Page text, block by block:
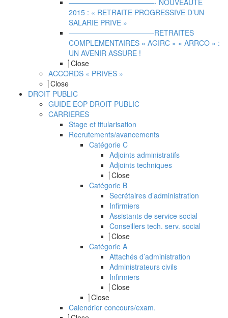
————————————- NOUVEAUTE
2015 : « RETRAITE PROGRESSIVE D’UN
SALARIE PRIVE »
————————————RETRAITES
COMPLEMENTAIRES « AGIRC » « ARRCO » :
UN AVENIR ASSURE !
Close
ACCORDS « PRIVES »
Close
DROIT PUBLIC
GUIDE EOP DROIT PUBLIC
CARRIERES
Stage et titularisation
Recrutements/avancements
Catégorie C
Adjoints administratifs
Adjoints techniques
Close
Catégorie B
Secrétaires d’administration
Infirmiers
Assistants de service social
Conseillers tech. serv. social
Close
Catégorie A
Attachés d’administration
Administrateurs civils
Infirmiers
Close
Close
Calendrier concours/exam.